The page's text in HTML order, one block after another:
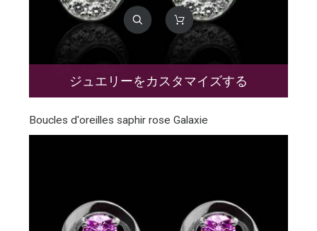
ジュエリーをカスタマイズする
Boucles d'oreilles saphir rose Galaxie